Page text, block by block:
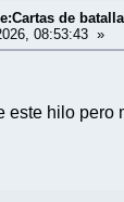
de
08:53:43 »
este hilo pero